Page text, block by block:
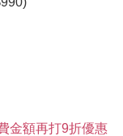
金額再打9折優惠